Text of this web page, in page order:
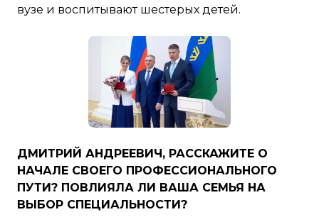
вузе и воспитывают шестерых детей.
ДМИТРИЙ АНДРЕЕВИЧ, РАССКАЖИТЕ О
НАЧАЛЕ СВОЕГО ПРОФЕССИОНАЛЬНОГО
ПУТИ? ПОВЛИЯЛА ЛИ ВАША СЕМЬЯ НА
ВЫБОР СПЕЦИАЛЬНОСТИ?